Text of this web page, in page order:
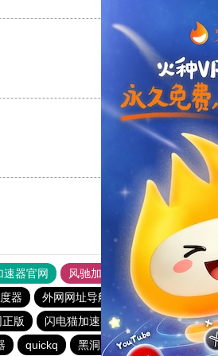
速器官网 风驰加速器
旋风加速器
器 外网网址导航 软件中心 雷霆
版 闪电猫加速器 免费跨墙软件
quickq 黑洞加速npv官网下载 1